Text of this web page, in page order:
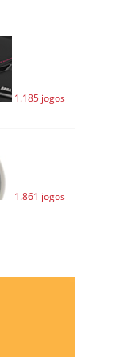
1.185 jogos
1.861 jogos